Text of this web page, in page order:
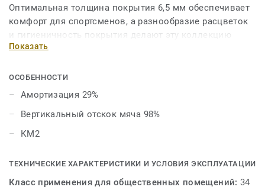
Оптимальная толщина покрытия 6,5 мм обеспечивает
комфорт для спортсменов, а разнообразие расцветок
и гигиеничность покрытия делают эту коллекцию
идеальной для использования в универсальных
гимнастикой, общей физической подготовкой и
игровыми видами спорта.
Показать
ОСОБЕННОСТИ
Амортизация 29%
Вертикальный отскок мяча 98%
КМ2
ТЕХНИЧЕСКИЕ ХАРАКТЕРИСТИКИ И УСЛОВИЯ ЭКСПЛУАТАЦИИ
Класс применения для общественных помещений:34